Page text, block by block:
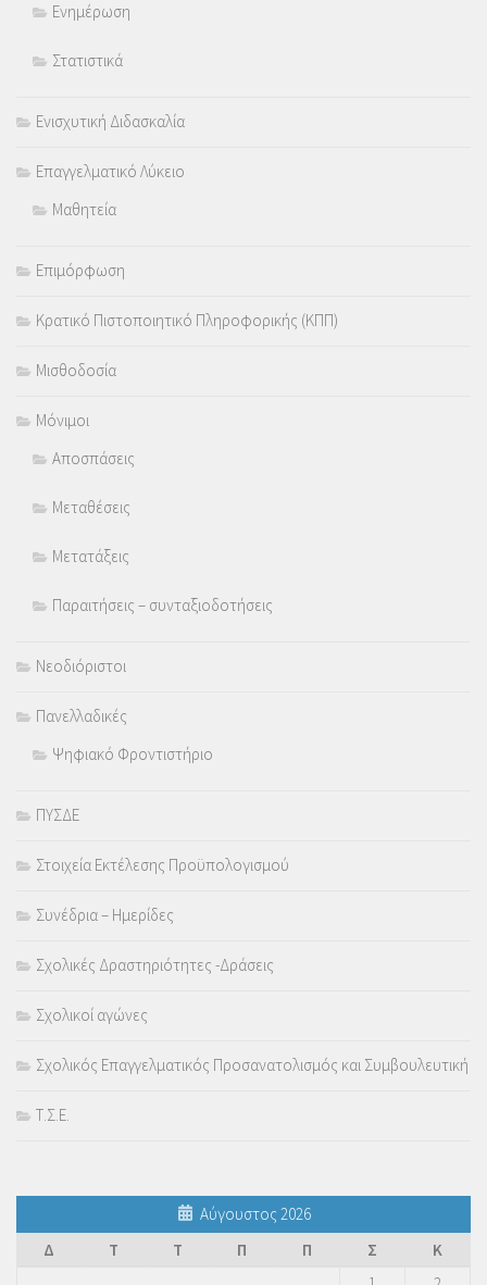
Ενημέρωση
Στατιστικά
Ενισχυτική Διδασκαλία
Επαγγελματικό Λύκειο
Μαθητεία
Επιμόρφωση
Κρατικό Πιστοποιητικό Πληροφορικής (ΚΠΠ)
Μισθοδοσία
Μόνιμοι
Αποσπάσεις
Μεταθέσεις
Μετατάξεις
Παραιτήσεις – συνταξιοδοτήσεις
Νεοδιόριστοι
Πανελλαδικές
Ψηφιακό Φροντιστήριο
ΠΥΣΔΕ
Στοιχεία Εκτέλεσης Προϋπολογισμού
Συνέδρια – Ημερίδες
Σχολικές Δραστηριότητες -Δράσεις
Σχολικοί αγώνες
Σχολικός Επαγγελματικός Προσανατολισμός και Συμβουλευτική
Τ.Σ.Ε.
Αύγουστος 2026
Δ
Τ Τ Π Π Σ
Κ